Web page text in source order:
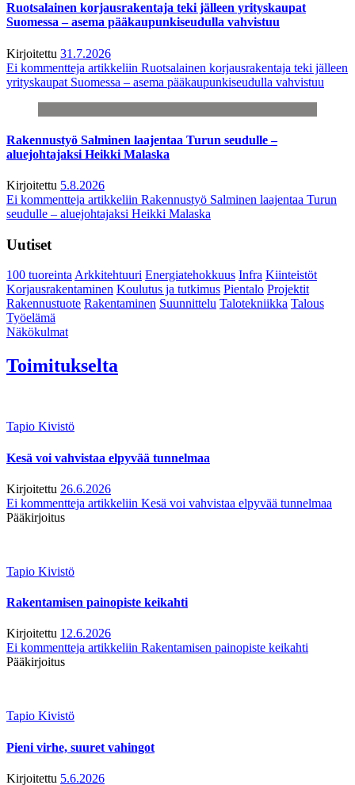
Ruotsalainen korjausrakentaja teki jälleen yrityskaupat
Suomessa – asema pääkaupunkiseudulla vahvistuu
Kirjoitettu 31.7.2026
Ei kommentteja artikkeliin Ruotsalainen korjausrakentaja teki jälleen
yrityskaupat Suomessa – asema pääkaupunkiseudulla vahvistuu
Rakennustyö Salminen laajentaa Turun seudulle –
aluejohtajaksi Heikki Malaska
Kirjoitettu 5.8.2026
Ei kommentteja artikkeliin Rakennustyö Salminen laajentaa Turun
seudulle – aluejohtajaksi Heikki Malaska
Uutiset
100 tuoreintaArkkitehtuuri Energiatehokkuus Infra Kiinteistöt
Korjausrakentaminen Koulutus ja tutkimus Pientalo Projektit
Rakennustuote Rakentaminen Suunnittelu Talotekniikka Talous
Työelämä
Näkökulmat
Toimitukselta
Tapio Kivistö
Kesä voi vahvistaa elpyvää tunnelmaa
Kirjoitettu 26.6.2026
Ei kommentteja artikkeliin Kesä voi vahvistaa elpyvää tunnelmaa
Pääkirjoitus
Tapio Kivistö
Rakentamisen painopiste keikahti
Kirjoitettu 12.6.2026
Ei kommentteja artikkeliin Rakentamisen painopiste keikahti
Pääkirjoitus
Tapio Kivistö
Pieni virhe, suuret vahingot
Kirjoitettu 5.6.2026